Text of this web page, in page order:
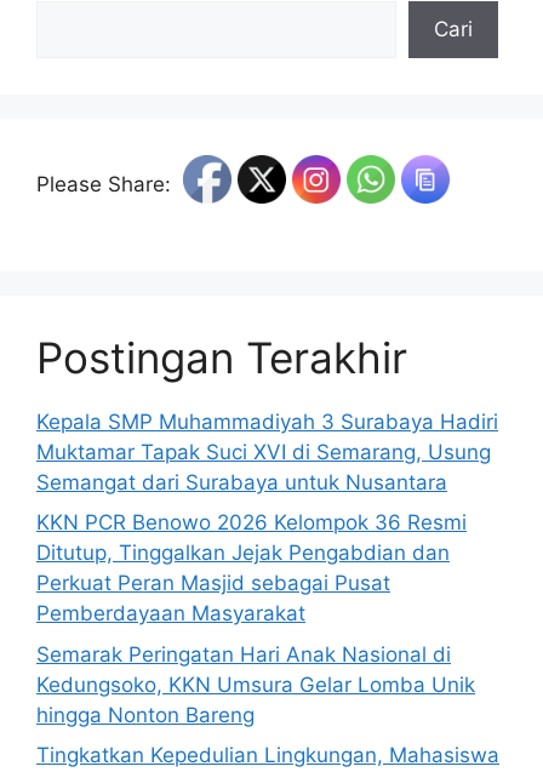
Cari
Please Share:
Postingan Terakhir
Kepala SMP Muhammadiyah 3 Surabaya Hadiri
Muktamar Tapak Suci XVI di Semarang, Usung
Semangat dari Surabaya untuk Nusantara
KKN PCR Benowo 2026 Kelompok 36 Resmi
Ditutup, Tinggalkan Jejak Pengabdian dan
Perkuat Peran Masjid sebagai Pusat
Pemberdayaan Masyarakat
Semarak Peringatan Hari Anak Nasional di
Kedungsoko, KKN Umsura Gelar Lomba Unik
hingga Nonton Bareng
Tingkatkan Kepedulian Lingkungan, Mahasiswa